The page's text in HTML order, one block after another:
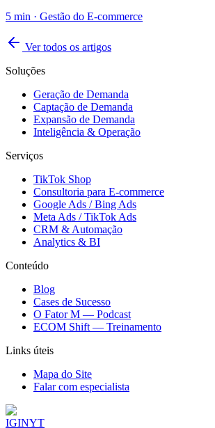
5 min · Gestão do E-commerce
Ver todos os artigos
Soluções
Geração de Demanda
Captação de Demanda
Expansão de Demanda
Inteligência & Operação
Serviços
TikTok Shop
Consultoria para E-commerce
Google Ads / Bing Ads
Meta Ads / TikTok Ads
CRM & Automação
Analytics & BI
Conteúdo
Blog
Cases de Sucesso
O Fator M — Podcast
ECOM Shift — Treinamento
Links úteis
Mapa do Site
Falar com especialista
IGINYT